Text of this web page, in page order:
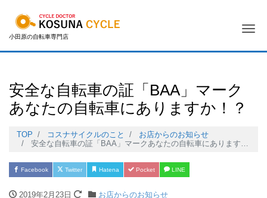
小田原の自転車専門店
安全な自転車の証「BAA」マーク
あなたの自転車にありますか！？
TOP コスナサイクルのこと
お店からのお知らせ
安全な自転車の証「BAA」マークあなたの自転車にありますか！？
Facebook Twitter Hatena Pocket LINE
2019年2月23日 お店からのお知らせ